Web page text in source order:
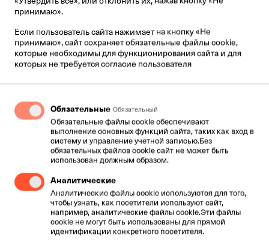
CSC Sender 30K
До 30000 контактов
€ 185 / мес
Отправить запрос
CSC Sender 50K
принимаю».
Если пользователь сайта нажимает на кнопку «Не
принимаю», сайт сохраняет обязательные файлы cookie,
которые необходимы для функционирования сайта и для
которых не требуется согласие пользователя
Обязательные Обязательный
Обязательные файлы cookie обеспечивают
выполнение основных функций сайта, таких как вход в
систему и управление учетной записью.Без
обязательных файлов cookie сайт не может быть
использован должным образом.
Аналитические
Аналитические файлы cookie используются для того,
чтобы узнать, как посетители используют сайт,
например, аналитические файлы cookie.Эти файлы
cookie не могут быть использованы для прямой
идентификации конкретного посетителя.